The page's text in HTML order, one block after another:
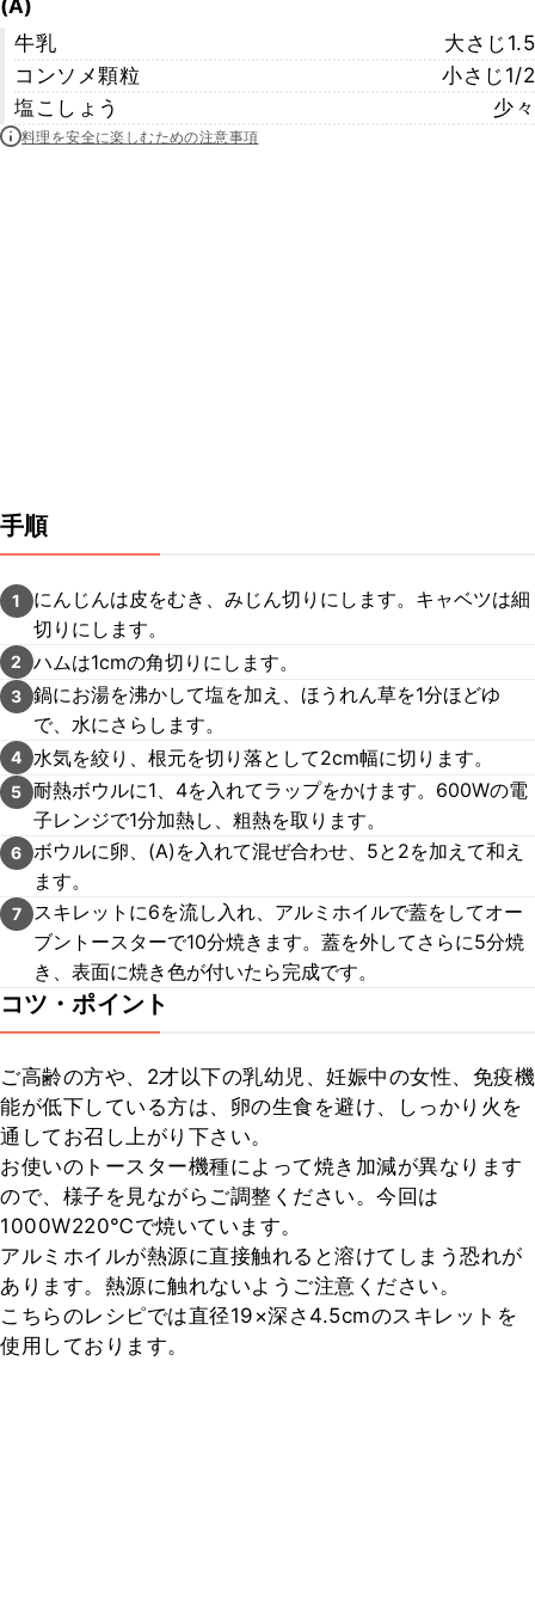
(A)
牛乳
大さじ1.5
コンソメ顆粒
小さじ1/2
塩こしょう
少々
料理を安全に楽しむための注意事項
手順
1
にんじんは皮をむき、みじん切りにします。キャベツは細
切りにします。
2 ハムは1cmの角切りにします。
3 鍋にお湯を沸かして塩を加え、ほうれん草を1分ほどゆ
で、水にさらします。
4 水気を絞り、根元を切り落として2cm幅に切ります。
5 耐熱ボウルに1、4を入れてラップをかけます。600Wの電
子レンジで1分加熱し、粗熱を取ります。
6 ボウルに卵、(A)を入れて混ぜ合わせ、5と2を加えて和え
ます。
7
スキレットに6を流し入れ、アルミホイルで蓋をしてオー
ブントースターで10分焼きます。蓋を外してさらに5分焼
き、表面に焼き色が付いたら完成です。
コツ・ポイント
ご高齢の方や、2才以下の乳幼児、妊娠中の女性、免疫機
能が低下している方は、卵の生食を避け、しっかり火を
通してお召し上がり下さい。
お使いのトースター機種によって焼き加減が異なります
ので、様子を見ながらご調整ください。今回は
1000W220℃で焼いています。
アルミホイルが熱源に直接触れると溶けてしまう恐れが
あります。熱源に触れないようご注意ください。
こちらのレシピでは直径19×深さ4.5cmのスキレットを
使用しております。